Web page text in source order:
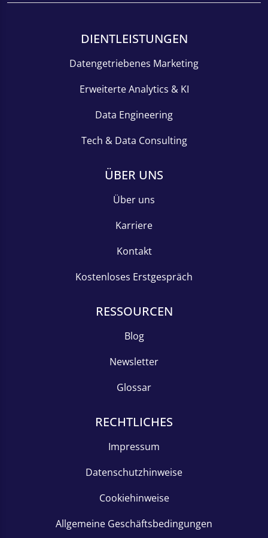
DIENTLEISTUNGEN
Datengetriebenes Marketing
Erweiterte Analytics & KI
Data Engineering
Tech & Data Consulting
ÜBER UNS
Über uns
Karriere
Kontakt
Kostenloses Erstgespräch
RESSOURCEN
Blog
Newsletter
Glossar
RECHTLICHES
Impressum
Datenschutzhinweise
Cookiehinweise
Allgemeine Geschäftsbedingungen